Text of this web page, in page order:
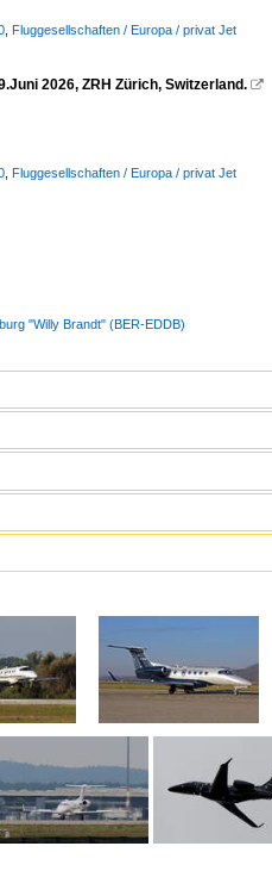
Fluggesellschaften / Europa / privat Jet
2026, ZRH Zürich, Switzerland. 
Fluggesellschaften / Europa / privat Jet
"Willy Brandt" (BER-EDDB)